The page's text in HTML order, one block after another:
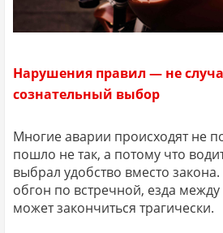
Нарушения правил — не
сознательный выбор
Многие аварии происходят не
пошло не так, а потому что
выбрал удобство вместо
обгон по встречной, езда
может закончиться трагически.